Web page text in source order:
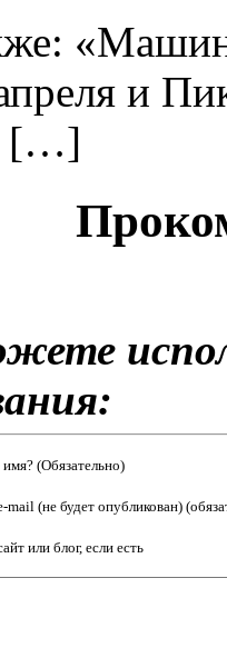
и
[…]
(Обязательно)
(не будет опубликован)
или блог, если есть